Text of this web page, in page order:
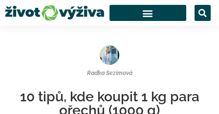
Radka Sezimová
10 tipů, kde koupit 1 kg para
ořechů (1000 g)